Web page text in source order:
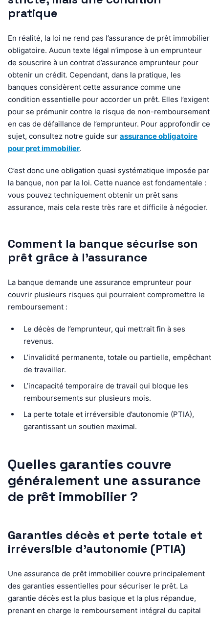
pratique
En réalité, la loi ne rend pas l’assurance de prêt immobilier
obligatoire. Aucun texte légal n’impose à un emprunteur
de souscrire à un contrat d’assurance emprunteur pour
obtenir un crédit. Cependant, dans la pratique, les
banques considèrent cette assurance comme une
condition essentielle pour accorder un prêt. Elles l’exigent
pour se prémunir contre le risque de non-remboursement
en cas de défaillance de l’emprunteur. Pour approfondir ce
sujet, consultez notre guide sur assurance obligatoire
pour pret immobilier.
C’est donc une obligation quasi systématique imposée par
la banque, non par la loi. Cette nuance est fondamentale :
vous pouvez techniquement obtenir un prêt sans
assurance, mais cela reste très rare et difficile à négocier.
Comment la banque sécurise son
prêt grâce à l’assurance
La banque demande une assurance emprunteur pour
couvrir plusieurs risques qui pourraient compromettre le
remboursement :
Le décès de l’emprunteur, qui mettrait fin à ses
revenus.
L’invalidité permanente, totale ou partielle, empêchant
de travailler.
L’incapacité temporaire de travail qui bloque les
remboursements sur plusieurs mois.
La perte totale et irréversible d’autonomie (PTIA),
garantissant un soutien maximal.
Quelles garanties couvre
généralement une assurance
de prêt immobilier ?
Garanties décès et perte totale et
irréversible d’autonomie (PTIA)
Une assurance de prêt immobilier couvre principalement
des garanties essentielles pour sécuriser le prêt. La
garantie décès est la plus basique et la plus répandue,
prenant en charge le remboursement intégral du capital